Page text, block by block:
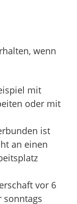
wenn
mit
oder mit
ist
an einen
vor 6
sonntags